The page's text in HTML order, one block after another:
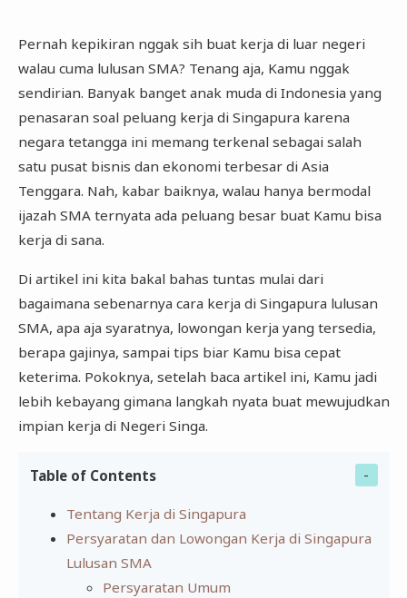
Pernah kepikiran nggak sih buat kerja di luar negeri
walau cuma lulusan SMA? Tenang aja, Kamu nggak
sendirian. Banyak banget anak muda di Indonesia yang
penasaran soal peluang kerja di Singapura karena
negara tetangga ini memang terkenal sebagai salah
satu pusat bisnis dan ekonomi terbesar di Asia
Tenggara. Nah, kabar baiknya, walau hanya bermodal
ijazah SMA ternyata ada peluang besar buat Kamu bisa
kerja di sana.
Di artikel ini kita bakal bahas tuntas mulai dari
bagaimana sebenarnya cara kerja di Singapura lulusan
SMA, apa aja syaratnya, lowongan kerja yang tersedia,
berapa gajinya, sampai tips biar Kamu bisa cepat
keterima. Pokoknya, setelah baca artikel ini, Kamu jadi
lebih kebayang gimana langkah nyata buat mewujudkan
impian kerja di Negeri Singa.
Table of Contents
Tentang Kerja di Singapura
Persyaratan dan Lowongan Kerja di Singapura
Lulusan SMA
Persyaratan Umum